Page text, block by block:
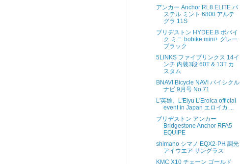
アンカー Anchor RL8 ELITE パ
ステル ミント 6800 アルテ
グラ 11S
ブリヂストン HYDEE.B ボバイ
ク ミニ bobike mini+ グレー
ブラック
5LINKS ファイブリンクス 14イ
ンチ 内装3段 60T & 13T カ
スタム
BNAVI Bicycle NAVI バイシクル
ナビ 9月号 No.71
L'英雄、L'Eiyu L'Eroica official
event in Japan エロイカ ...
ブリヂストン アンカー
Bridgestone Anchor RFA5
EQUIPE
shimano シマノ EQX2-PH 調光
アイウエア サングラス
KMC X10 チェーン ゴールド